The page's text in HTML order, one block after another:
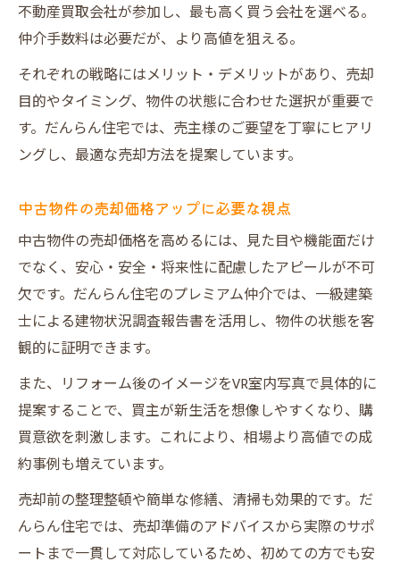
不動産買取会社が参加し、最も高く買う会社を選べる。
仲介手数料は必要だが、より高値を狙える。
それぞれの戦略にはメリット・デメリットがあり、売却
目的やタイミング、物件の状態に合わせた選択が重要で
す。だんらん住宅では、売主様のご要望を丁寧にヒアリ
ングし、最適な売却方法を提案しています。
中古物件の売却価格アップに必要な視点
中古物件の売却価格を高めるには、見た目や機能面だけ
でなく、安心・安全・将来性に配慮したアピールが不可
欠です。だんらん住宅のプレミアム仲介では、一級建築
士による建物状況調査報告書を活用し、物件の状態を客
観的に証明できます。
また、リフォーム後のイメージをVR室内写真で具体的に
提案することで、買主が新生活を想像しやすくなり、購
買意欲を刺激します。これにより、相場より高値での成
約事例も増えています。
売却前の整理整頓や簡単な修繕、清掃も効果的です。だ
んらん住宅では、売却準備のアドバイスから実際のサポ
ートまで一貫して対応しているため、初めての方でも安